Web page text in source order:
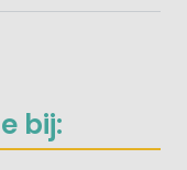
bij: